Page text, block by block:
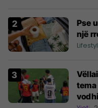
Pse
një
tema